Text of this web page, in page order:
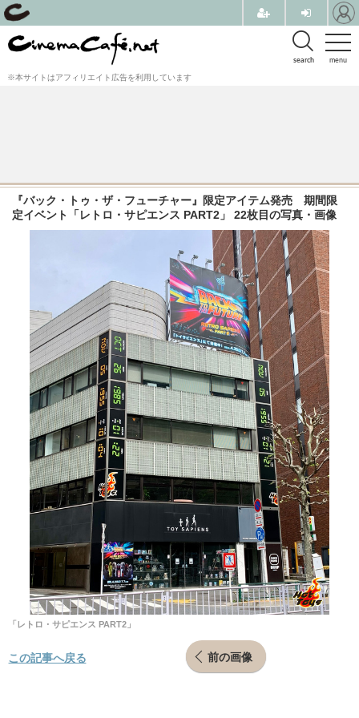
menu
search
※本サイトはアフィリエイト広告を利用しています
『バック・トゥ・ザ・フューチャー』限定アイテム発売 期間限
定イベント「レトロ・サピエンス PART2」 22枚目の写真・画像
「レトロ・サピエンス PART2」
前の画像
この記事へ戻る